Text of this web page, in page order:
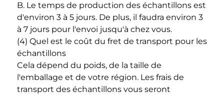
B. Le temps de production des échantillons est
d'environ 3 à 5 jours. De plus, il faudra environ 3
à 7 jours pour l'envoi jusqu'à chez vous.
(4) Quel est le coût du fret de transport pour les
échantillons
Cela dépend du poids, de la taille de
l'emballage et de votre région. Les frais de
transport des échantillons vous seront